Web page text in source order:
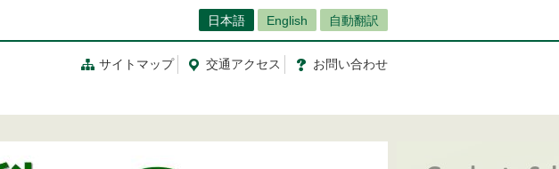
日本語 English 自動翻訳
サイトマップ 交通アクセス お問い合わせ